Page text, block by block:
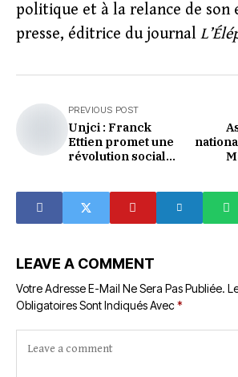
politique et à la relance de son
presse, éditrice du journal
PREVIOUS POST
Unjci : Franck
Ettien promet une
révolution sociale
journalistes
quittent
LEAVE A COMMENT
Votre Adresse E-Mail Ne Sera Pas Publiée.
Obligatoires Sont Indiqués Avec*